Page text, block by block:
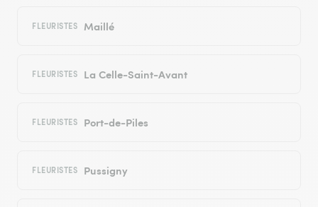
FLEURISTES Maillé
FLEURISTES La Celle-Saint-Avant
FLEURISTES Port-de-Piles
FLEURISTES Pussigny